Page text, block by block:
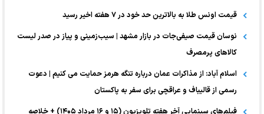
قیمت اونس طلا به بالاترین حد خود در ۷ هفته اخیر رسید
نوسان قیمت صیفی‌جات در بازار مشهد | سیب‌زمینی و پیاز در صدر لیست
کالا‌های پرمصرف
اسلام آباد: از مذاکرات عمان درباره تنگه هرمز حمایت می کنیم | دعوت
رسمی از قالیباف و عراقچی برای سفر به پاکستان
فیلم‌های سینمایی آخر هفته تلویزیون (۱۵ و ۱۶ مرداد ۱۴۰۵) + خلاصه